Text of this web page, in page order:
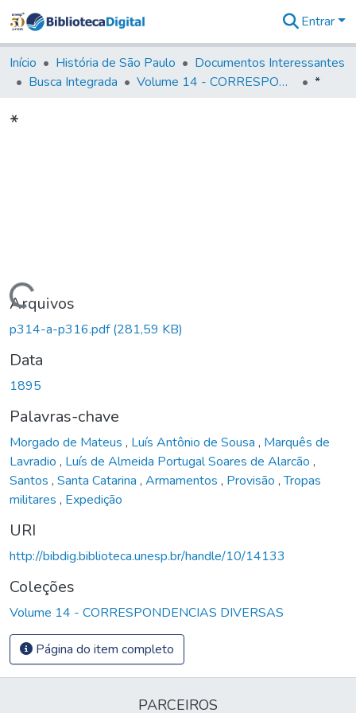
&
Coleções
Tudo na
Entrar
Início História de São Paulo
Documentos Interessantes
Busca Integrada
Volume 14 - CORRESPONDENCIAS DIVERSAS *
*
Carregando...
Arquivos
p314-a-p316.pdf(281,59 KB)
Data
1895
Palavras-chave
Morgado de Mateus , Luís Antônio de Sousa , Marquês de
Lavradio , Luís de Almeida Portugal Soares de Alarcão ,
Santos , Santa Catarina , Armamentos , Provisão ,Tropas
militares , Expedição
URI
http://bibdig.biblioteca.unesp.br/handle/10/14133
Coleções
Volume 14 - CORRESPONDENCIAS DIVERSAS
Página do item completo
PARCEIROS